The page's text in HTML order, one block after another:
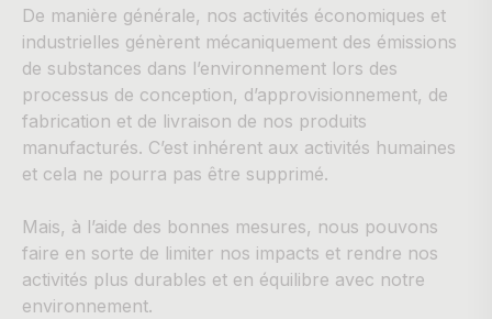
De manière générale, nos activités économiques et
industrielles génèrent mécaniquement des émissions
de substances dans l’environnement lors des
processus de conception, d’approvisionnement, de
fabrication et de livraison de nos produits
manufacturés. C’est inhérent aux activités humaines
et cela ne pourra pas être supprimé.
Mais, à l’aide des bonnes mesures, nous pouvons
faire en sorte de limiter nos impacts et rendre nos
activités plus durables et en équilibre avec notre
environnement.